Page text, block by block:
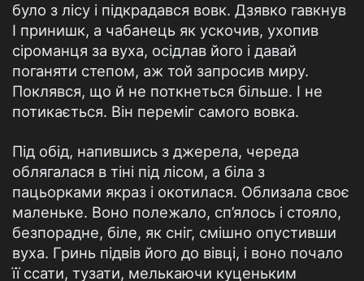
було з лісу і підкрадався вовк. Дзявко гавкнув
І принишк, а чабанець як ускочив, ухопив
сіроманця за вуха, осідлав його і давай
поганяти степом, аж той запросив миру.
Поклявся, що й не поткнеться більше. І не
потикається. Він переміг самого вовка.
Під обід, напившись з джерела, череда
облягалася в тіні під лісом, а біла з
пацьорками якраз і окотилася. Облизала своє
маленьке. Воно полежало, сп’ялось і стояло,
безпорадне, біле, як сніг, смішно опустивши
вуха. Гринь підвів його до вівці, і воно почало
її ссати, тузати, мелькаючи куценьким